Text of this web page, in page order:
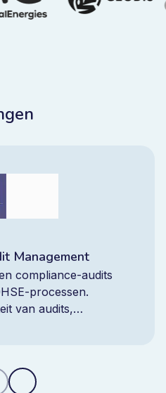
Management
compliance-audits
processen.
van audits,